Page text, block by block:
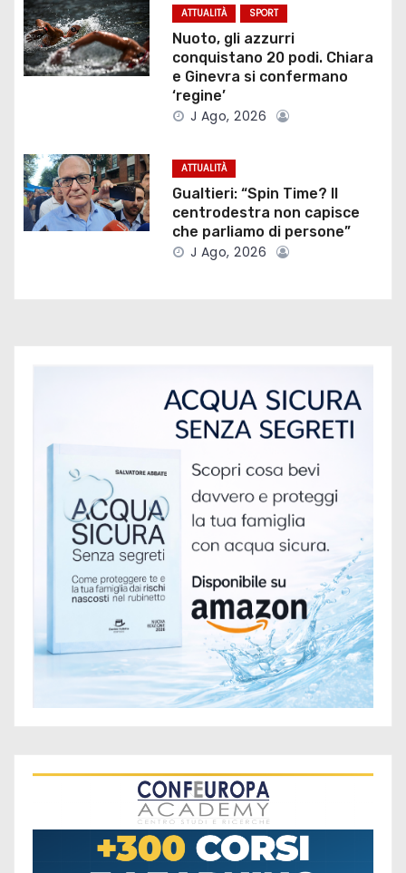
e
a
t
i
c
ATTUALITÀ SPORT
Nuoto, gli azzurri
conquistano 20 podi. Chiara
e Ginevra si confermano
‘regine’
J Ago, 2026
ATTUALITÀ
Gualtieri: “Spin Time? Il
centrodestra non capisce
che parliamo di persone”
J Ago, 2026